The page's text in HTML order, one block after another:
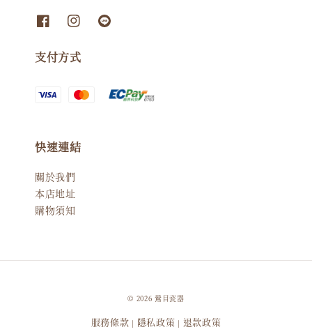
支付方式
快速連結
關於我們
本店地址
購物須知
© 2026 鶯目瓷器
服務條款 | 隱私政策 | 退款政策